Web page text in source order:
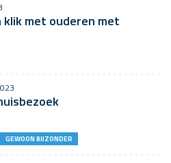
klik met ouderen met
GEWOON BIJZONDER